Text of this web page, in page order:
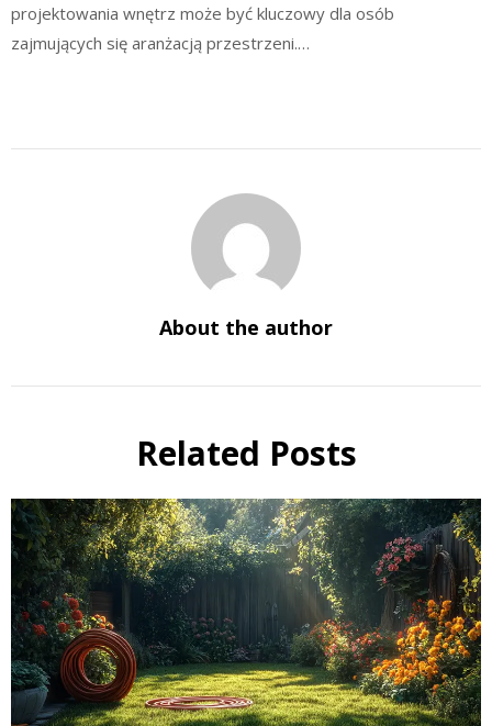
projektowania wnętrz może być kluczowy dla osób
zajmujących się aranżacją przestrzeni.…
About the author
Related Posts